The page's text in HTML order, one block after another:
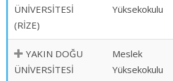
ÜNİVERSİTESİ
(RİZE)
Yüksekokulu
YAKIN DOĞU
ÜNİVERSİTESİ
Meslek
Yüksekokulu